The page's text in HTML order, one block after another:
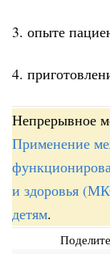
3. опыте
4.
Непрерывное
Применение
и здоровья
детям.